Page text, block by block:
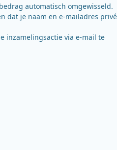
automatisch omgewisseld.
dat je naam en e-mailadres privé
inzamelingsactie via e-mail te